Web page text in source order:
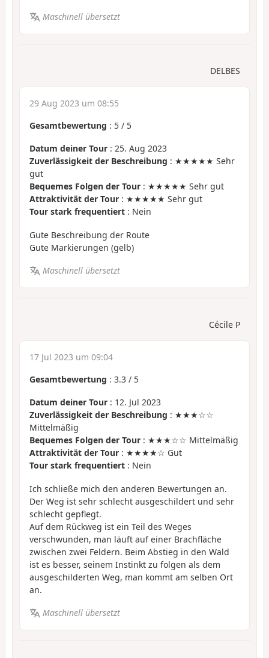
Maschinell übersetzt
DELBES
29 Aug 2023 um 08:55
Gesamtbewertung : 5 / 5
Datum deiner Tour : 25. Aug 2023
Zuverlässigkeit der Beschreibung : ★★★★★ Sehr
gut
Bequemes Folgen der Tour : ★★★★★ Sehr gut
Attraktivität der Tour : ★★★★★ Sehr gut
Tour stark frequentiert : Nein
Gute Beschreibung der Route
Gute Markierungen (gelb)
Maschinell übersetzt
Cécile P
17 Jul 2023 um 09:04
Gesamtbewertung : 3.3 / 5
Datum deiner Tour : 12. Jul 2023
Zuverlässigkeit der Beschreibung : ★★★☆☆
Mittelmäßig
Bequemes Folgen der Tour : ★★★☆☆ Mittelmäßig
Attraktivität der Tour : ★★★★☆ Gut
Tour stark frequentiert : Nein
Ich schließe mich den anderen Bewertungen an.
Der Weg ist sehr schlecht ausgeschildert und sehr
schlecht gepflegt.
Auf dem Rückweg ist ein Teil des Weges
verschwunden, man läuft auf einer Brachfläche
zwischen zwei Feldern. Beim Abstieg in den Wald
ist es besser, seinem Instinkt zu folgen als dem
ausgeschilderten Weg, man kommt am selben Ort
an.
Maschinell übersetzt